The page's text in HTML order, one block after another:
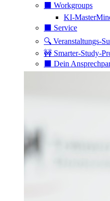
⬛️ Workgroups
KI-
⬛️ Service
🔍 Veranstaltungs-
🚧 Smarter-Study-
⬛️ Dein